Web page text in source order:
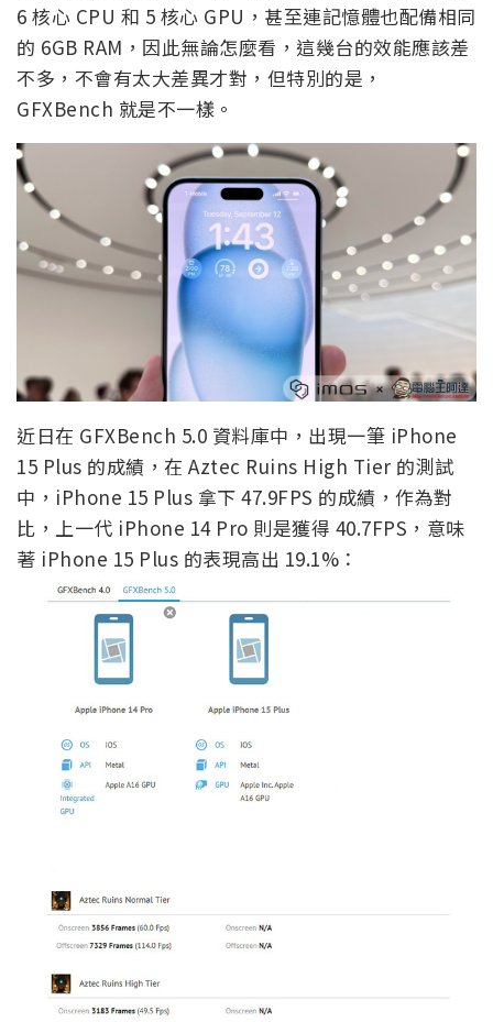
6 核心 CPU 和 5 核心 GPU，甚至連記憶體也配備相同
的 6GB RAM，因此無論怎麼看，這幾台的效能應該差
不多，不會有太大差異才對，但特別的是，
GFXBench 就是不一樣。
近日在 GFXBench 5.0 資料庫中，出現一筆 iPhone
15 Plus 的成績，在 Aztec Ruins High Tier 的測試
中，iPhone 15 Plus 拿下 47.9FPS 的成績，作為對
比，上一代 iPhone 14 Pro 則是獲得 40.7FPS，意味
著 iPhone 15 Plus 的表現高出 19.1%：